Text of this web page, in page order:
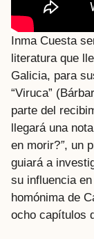
Inma Cuesta
literatura que
Galicia, para
“Viruca”
parte del
llegará una
en morir?”, un
guiará a
su influencia
homónima de
ocho capítulos